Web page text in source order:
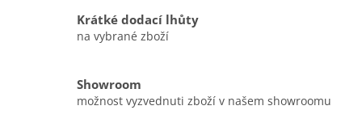
Krátké dodací lhůty
na vybrané zboží
Showroom
možnost vyzvednuti zboží v našem showroomu